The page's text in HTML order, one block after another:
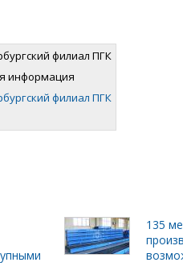
филиал ПГК
информация
филиал ПГК
135